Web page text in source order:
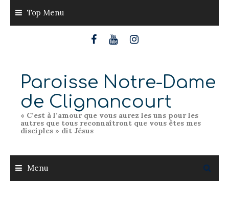
content
Top Menu
Paroisse Notre-Dame
de Clignancourt
« C’est à l’amour que vous aurez les uns pour les
autres que tous reconnaîtront que vous êtes mes
disciples » dit Jésus
Menu